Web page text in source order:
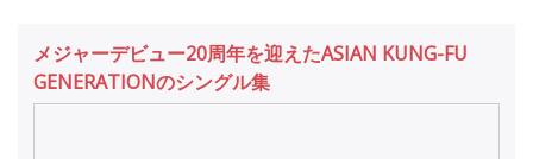
メジャーデビュー20周年を迎えたASIAN KUNG-FU
GENERATIONのシングル集